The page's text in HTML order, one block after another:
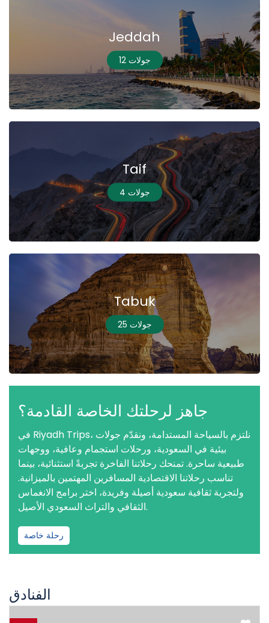
Jeddah
12 جولات
Taif
4 جولات
Tabuk
25 جولات
جاهز لرحلتك الخاصة القادمة؟
في Riyadh Trips، نلتزم بالسياحة المستدامة، ونقدّم جولات
بيئية في السعودية، ورحلات استجمام وعافية، ووجهات
طبيعية ساحرة. تمنحك رحلاتنا الفاخرة تجربةً استثنائية، بينما
تناسب رحلاتنا الاقتصادية المسافرين المهتمين بالميزانية.
ولتجربة ثقافية سعودية أصيلة وفريدة، اختر برامج الانغماس
الثقافي والتراث السعودي الأصيل.
رحلة خاصة
الفنادق